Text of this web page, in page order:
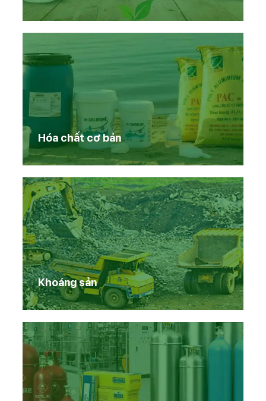
Hóa chất cơ bản
Khoáng sản